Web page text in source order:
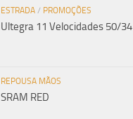
ESTRADA / PROMOÇÕES
Ultegra 11 Velocidades 50/34
REPOUSA MÃOS
SRAM RED